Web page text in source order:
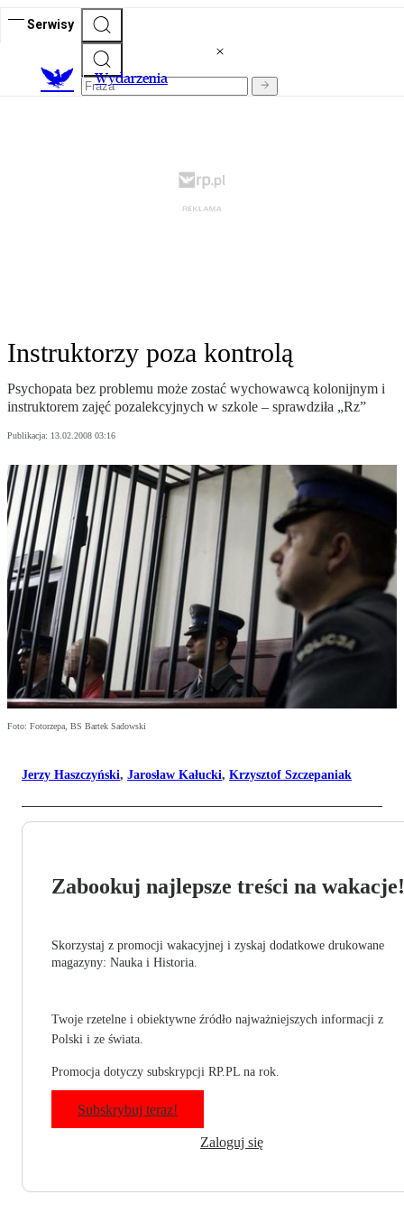
Serwisy
Wydarzenia
Instruktorzy poza kontrolą
Psychopata bez problemu może zostać wychowawcą kolonijnym i
instruktorem zajęć pozalekcyjnych w szkole – sprawdziła „Rz”
Publikacja: 13.02.2008 03:16
Foto: Fotorzepa, BS Bartek Sadowski
Jerzy Haszczyński, Jarosław Kałucki, Krzysztof Szczepaniak
Zabookuj najlepsze treści na wakacje!
Skorzystaj z promocji wakacyjnej i zyskaj dodatkowe drukowane
magazyny: Nauka i Historia.
Twoje rzetelne i obiektywne źródło najważniejszych informacji z
Polski i ze świata.
Promocja dotyczy subskrypcji RP.PL na rok.
Subskrybuj teraz!
Zaloguj się